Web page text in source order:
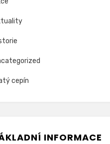
cepín
INFORMACE